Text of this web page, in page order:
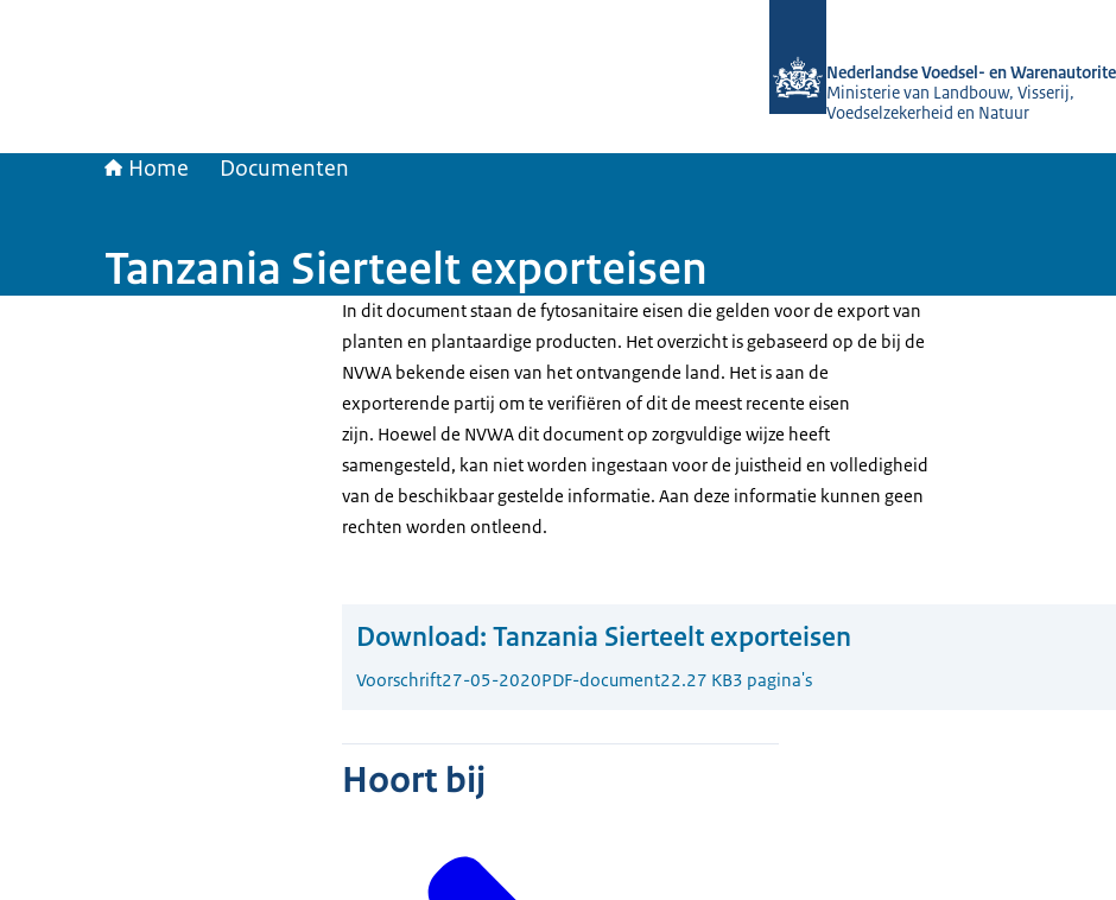
Nederlandse Voedsel- en
Ministerie van Landbouw, Visserij,
Voedselzekerheid en Natuur
Home Documenten
Tanzania Sierteelt exporteisen
In dit document staan de fytosanitaire eisen die gelden voor de export van
planten en plantaardige producten. Het overzicht is gebaseerd op de bij de
NVWA bekende eisen van het ontvangende land. Het is aan de
exporterende partij om te verifiëren of dit de meest recente eisen
zijn. Hoewel de NVWA dit document op zorgvuldige wijze heeft
samengesteld, kan niet worden ingestaan voor de juistheid en volledigheid
van de beschikbaar gestelde informatie. Aan deze informatie kunnen geen
rechten worden ontleend.
Download: Tanzania Sierteelt exporteisen
Voorschrift27-05-2020PDF-document22.27 KB3 pagina's
Hoort bij